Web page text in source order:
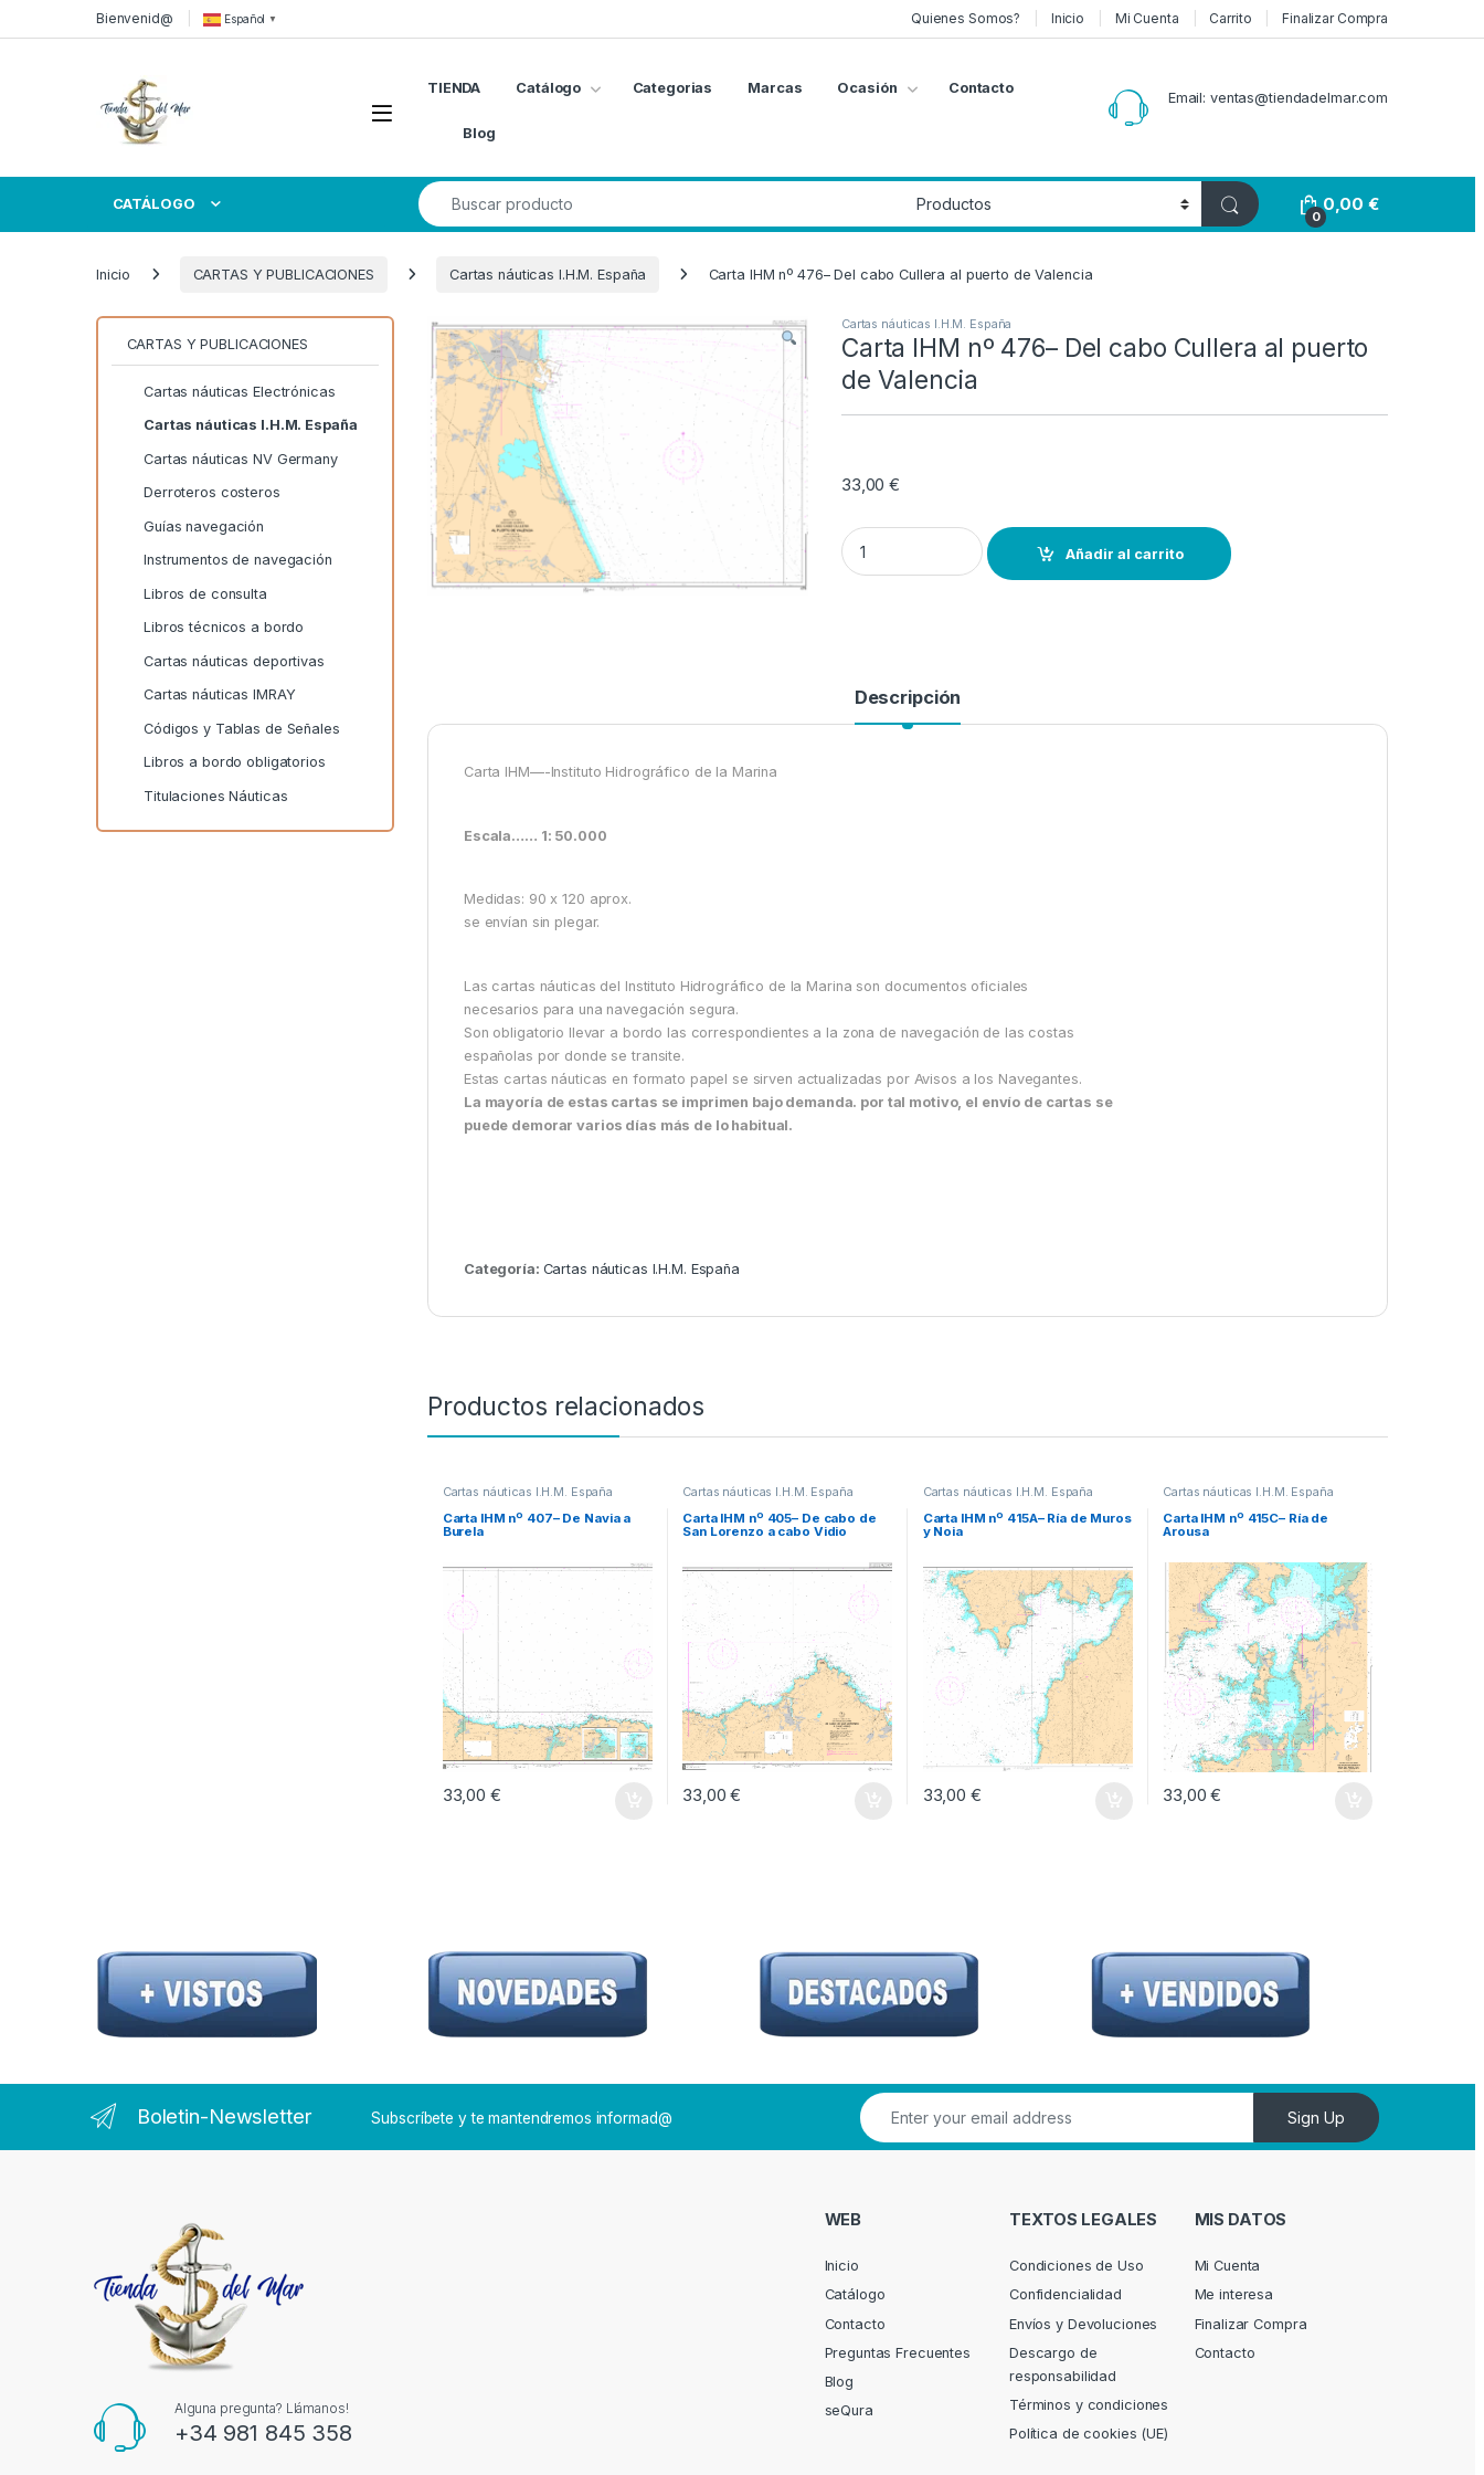
Skip to navigation
Skip to contentBienvenid@ Español ▼ Quienes Somos? Inicio Mi Cuenta Carrito Finalizar Compra
Open
TIENDA Catálogo Categorias Marcas Ocasión Contacto
Blog
Email: ventas@tiendadelmar.com
CATÁLOGO
Search for:
0
0,00€
Inicio CARTAS Y PUBLICACIONES Cartas náuticas I.H.M. España Carta IHM nº 476– Del cabo Cullera al puerto de Valencia
Cartas náuticas I.H.M. España
Carta IHM nº 476– Del cabo Cullera al puerto
de Valencia
33,00€
Carta IHM nº 476-- Del cabo Cullera al puerto de Valencia quantity
Añadir al carrito
Descripción
Carta IHM—-Instituto Hidrográfico de la Marina
Escala…… 1: 50.000
Medidas: 90 x 120 aprox.
se envían sin plegar.
Las cartas náuticas del Instituto Hidrográfico de la Marina son documentos oficiales
necesarios para una navegación segura.
Son obligatorio llevar a bordo las correspondientes a la zona de navegación de las costas
españolas por donde se transite.
Estas cartas náuticas en formato papel se sirven actualizadas por Avisos a los Navegantes.
La mayoría de estas cartas se imprimen bajo demanda. por tal motivo, el envío de cartas se
puede demorar varios días más de lo habitual.
Categoría: Cartas náuticas I.H.M. España
Productos relacionados
Cartas náuticas I.H.M. España
Carta IHM nº 407– De Navia a
Burela
33,00 €
Cartas náuticas I.H.M. España
Carta IHM nº 405– De cabo de
San Lorenzo a cabo Vidio
33,00€
Cartas náuticas I.H.M. España
Carta IHM nº 415A– Ría de Muros
y Noia
33,00 €
Cartas náuticas I.H.M. España
Carta IHM nº 415C– Ría de
Arousa
33,00€
CARTAS Y PUBLICACIONES
Cartas náuticas Electrónicas
Cartas náuticas I.H.M. España
Cartas náuticas NV Germany
Derroteros costeros
Guías navegación
Instrumentos de navegación
Libros de consulta
Libros técnicos a bordo
Cartas náuticas deportivas
Cartas náuticas IMRAY
Códigos y Tablas de Señales
Libros a bordo obligatorios
Titulaciones Náuticas
Boletin-Newsletter Subscríbete y te mantendremos informad@ Sign Up
Alguna pregunta? Llámanos!
+34 981 845 358
WEB
Inicio
Catálogo
Contacto
Preguntas Frecuentes
Blog
seQura
TEXTOS LEGALES
Condiciones de Uso
Confidencialidad
Envíos y Devoluciones
Descargo de
responsabilidad
Términos y condiciones
Política de cookies (UE)
MIS DATOS
Mi Cuenta
Me interesa
Finalizar Compra
Contacto